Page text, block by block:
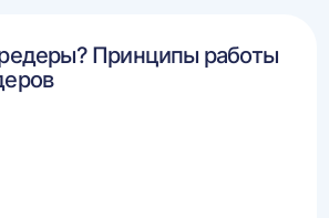
Принципы работы